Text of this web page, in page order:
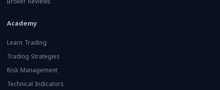
Academy
Learn Trading
Trading Strategies
Risk Management
Technical Indicators